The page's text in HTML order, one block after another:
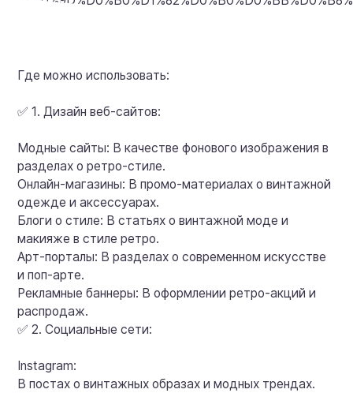
Где можно использовать:
✅ 1. Дизайн веб-сайтов:
Модные сайты: В качестве фонового изображения в
разделах о ретро-стиле.
Онлайн-магазины: В промо-материалах о винтажной
одежде и аксессуарах.
Блоги о стиле: В статьях о винтажной моде и
макияже в стиле ретро.
Арт-порталы: В разделах о современном искусстве
и поп-арте.
Рекламные баннеры: В оформлении ретро-акций и
распродаж.
✅ 2. Социальные сети:
Instagram:
В постах о винтажных образах и модных трендах.